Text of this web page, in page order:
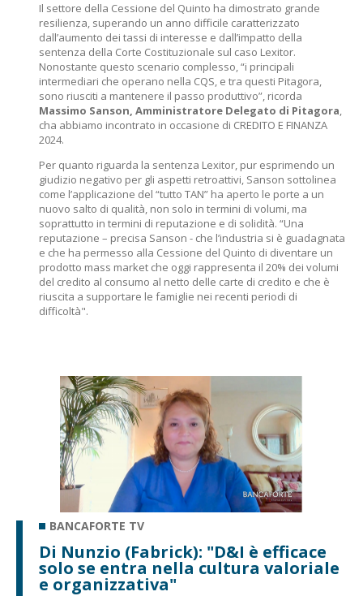
Il settore della Cessione del Quinto ha dimostrato grande
resilienza, superando un anno difficile caratterizzato
dall’aumento dei tassi di interesse e dall’impatto della
sentenza della Corte Costituzionale sul caso Lexitor.
Nonostante questo scenario complesso, “i principali
intermediari che operano nella CQS, e tra questi Pitagora,
sono riusciti a mantenere il passo produttivo”, ricorda
Massimo Sanson, Amministratore Delegato di Pitagora,
cha abbiamo incontrato in occasione di CREDITO E FINANZA
2024.
Per quanto riguarda la sentenza Lexitor, pur esprimendo un
giudizio negativo per gli aspetti retroattivi, Sanson sottolinea
come l’applicazione del “tutto TAN” ha aperto le porte a un
nuovo salto di qualità, non solo in termini di volumi, ma
soprattutto in termini di reputazione e di solidità. “Una
reputazione – precisa Sanson - che l’industria si è guadagnata
e che ha permesso alla Cessione del Quinto di diventare un
prodotto mass market che oggi rappresenta il 20% dei volumi
del credito al consumo al netto delle carte di credito e che è
riuscita a supportare le famiglie nei recenti periodi di
difficoltà".
BANCAFORTE TV
Di Nunzio (Fabrick): "D&I è efficace
solo se entra nella cultura valoriale
e organizzativa"